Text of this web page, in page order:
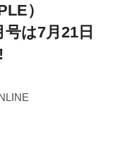
）
は7月21日